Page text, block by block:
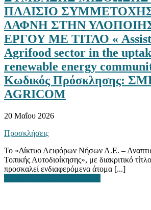
ΠΛΑΙΣΙΟ
ΔΑΦΝΗ ΣΤΗΝ
ΕΡΓΟΥ ΜΕ ΤΙΤΛΟ «
Agrifood sector in the
renewable energy
Κωδικός Πρόσκλησης: ΣΜΕ
AGRICOM
20 Μαΐου 2026
Προσκλήσεις
Το «Δίκτυο Αειφόρων Νήσων Α.Ε. –
Τοπικής Αυτοδιοίκησης», με διακριτικό
προσκαλεί ενδιαφερόμενα άτομα [...]